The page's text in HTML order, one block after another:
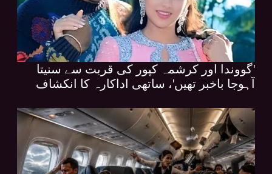
'گووندا اور کرشمہ کپور کی قربت سے سنیتا
آہوجا باخبر تھیں'، ساتھی اداکارہ کا انکشاف